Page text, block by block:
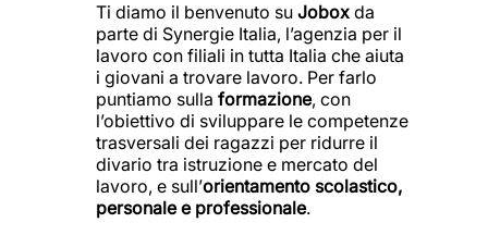
Ti diamo il benvenuto su Jobox da
parte di Synergie Italia, l’agenzia per il
lavoro con filiali in tutta Italia che aiuta
i giovani a trovare lavoro. Per farlo
puntiamo sulla formazione, con
l’obiettivo di sviluppare le competenze
trasversali dei ragazzi per ridurre il
divario tra istruzione e mercato del
lavoro, e sull’orientamento scolastico,
personale e professionale.